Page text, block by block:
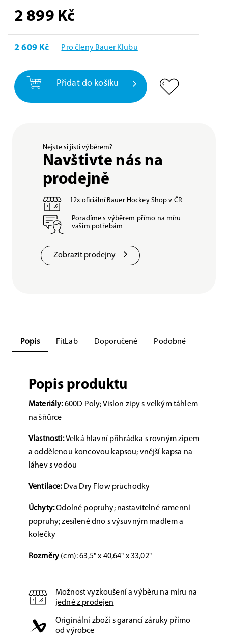
2 899 Kč
2 609 Kč Pro členy Bauer Klubu
Přidat do košíku
Nejste si jisti výběrem?
Navštivte nás na
prodejně
12x oficiální Bauer Hockey Shop v ČR
Poradíme s výběrem přímo na míru
vašim potřebám
Zobrazit prodejny
Popis FitLab Doporučené Podobné
Popis produktu
Materiály:600D Poly; Vislon zipy s velkým táhlem
na šňůrce
Vlastnosti:Velká hlavní přihrádka s rovným zipem
a oddělenou koncovou kapsou; vnější kapsa na
láhev s vodou
Ventilace: Dva Dry Flow průchodky
Úchyty:Odolné popruhy; nastavitelné ramenní
popruhy; zesílené dno s výsuvným madlem a
kolečky
Rozměry (cm): 63,5" x 40,64" x 33,02"
Možnost vyzkoušení a výběru na míru na
jedné z prodejen
Originální zboží s garancí záruky přímo
od výrobce